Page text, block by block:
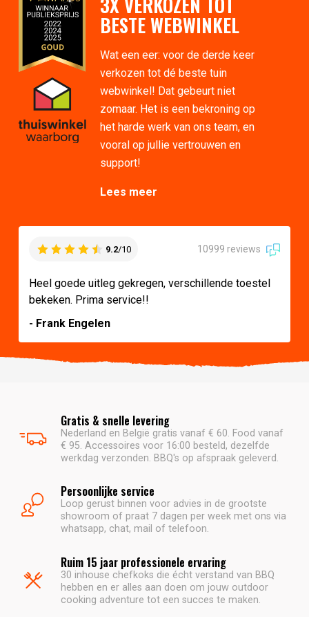
BESTE WEBWINKEL
Wat een eer: voor de derde keer
verkozen tot dé beste tuin
webwinkel! Dat gebeurt niet
zomaar. Het is een bekroning op
het harde werk van ons team, en
vooral op jullie vertrouwen en
support!
Lees meer
9.2/10 10999 reviews
Heel goede uitleg gekregen, verschillende toestel
bekeken. Prima service!!
- Frank Engelen
Gratis & snelle levering
Nederland en België gratis vanaf € 60. Food vanaf
€ 95. Accessoires voor 16:00 besteld, dezelfde
werkdag verzonden. BBQ's op afspraak geleverd.
Persoonlijke service
Loop gerust binnen voor advies in de grootste
showroom of praat 7 dagen per week met ons via
whatsapp, chat, mail of telefoon.
Ruim 15 jaar professionele ervaring
30 inhouse chefkoks die écht verstand van BBQ
hebben en er alles aan doen om jouw outdoor
cooking adventure tot een succes te maken.